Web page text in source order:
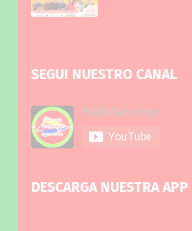
SEGUI NUESTRO CANAL
DESCARGA NUESTRA APP